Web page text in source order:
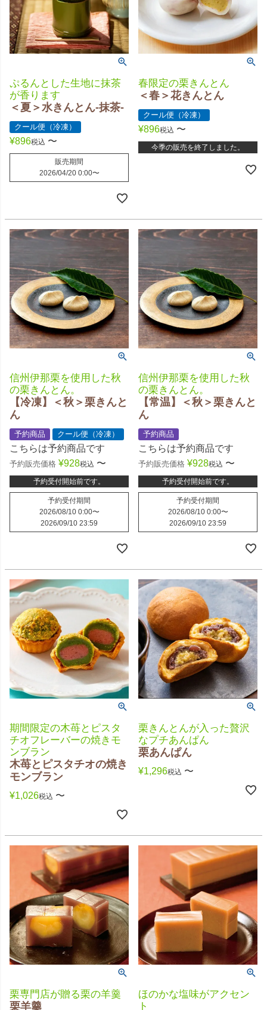
ぷるんとした生地に抹茶
が香ります
＜夏＞水きんとん-抹茶-
クール便（冷凍）
¥896税込 〜
販売期間
2026/04/20 0:00〜
春限定の栗きんとん
＜春＞花きんとん
クール便（冷凍）
¥896税込 〜
今季の販売を終了しました。
信州伊那栗を使用した秋
の栗きんとん。
【冷凍】＜秋＞栗きんと
ん
予約商品 クール便（冷凍）
こちらは予約商品です
予約販売価格 ¥928税込 〜
予約受付開始前です。
予約受付期間
2026/08/10 0:00〜
2026/09/10 23:59
信州伊那栗を使用した秋
の栗きんとん。
【常温】＜秋＞栗きんと
ん
予約商品
こちらは予約商品です
予約販売価格 ¥928税込 〜
予約受付開始前です。
予約受付期間
2026/08/10 0:00〜
2026/09/10 23:59
期間限定の木苺とピスタ
チオフレーバーの焼きモ
ンブラン
木苺とピスタチオの焼き
モンブラン
¥1,026税込 〜
栗きんとんが入った贅沢
なプチあんぱん
栗あんぱん
¥1,296税込 〜
栗専門店が贈る栗の羊羹
栗羊羹
ほのかな塩味がアクセン
ト